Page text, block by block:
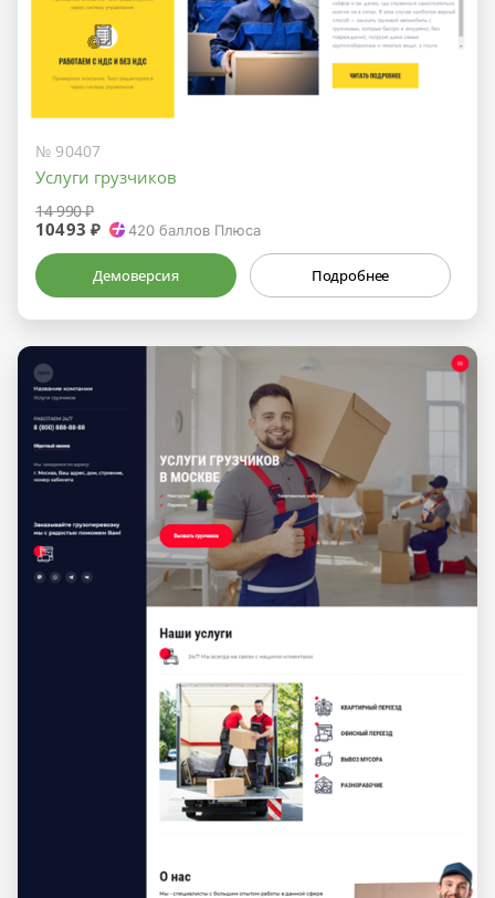
№ 90407
Услуги грузчиков
14 990 ₽
10493 ₽ 420 баллов Плюса
Демоверсия Подробнее